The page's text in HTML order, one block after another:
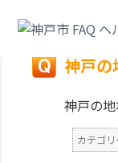
戻る
神戸の
神戸の
カテゴリ